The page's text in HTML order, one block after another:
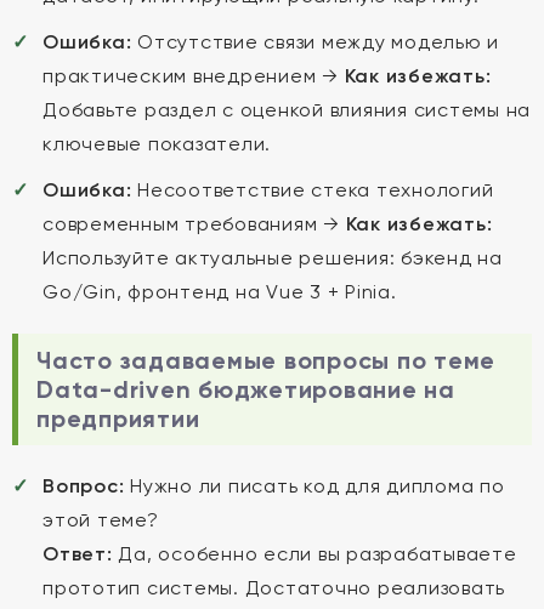
Ошибка: Отсутствие связи между моделью и
практическим внедрением → Как избежать:
Добавьте раздел с оценкой влияния системы на
ключевые показатели.
Ошибка: Несоответствие стека технологий
современным требованиям → Как избежать:
Используйте актуальные решения: бэкенд на
Go/Gin, фронтенд на Vue 3 + Pinia.
Часто задаваемые вопросы по теме
Data-driven бюджетирование на
предприятии
Вопрос: Нужно ли писать код для диплома по
этой теме?
Ответ: Да, особенно если вы разрабатываете
прототип системы. Достаточно реализовать